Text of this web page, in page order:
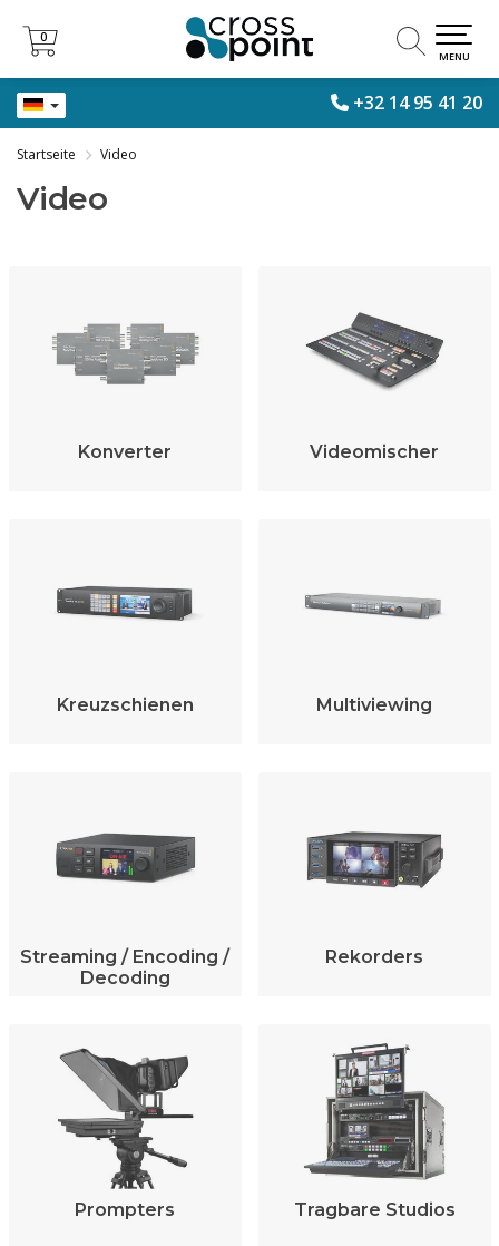
+32 14 95 41 20
0
0
MENU
Startseite Video
Video
Konverter Videomischer
Kreuzschienen Multiviewing
Streaming / Encoding /
Decoding
Rekorders
Prompters Tragbare Studios